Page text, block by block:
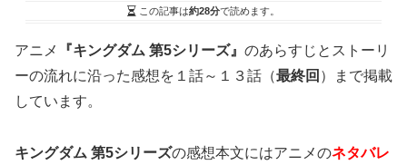
この記事は約28分で読めます。
アニメ 『キングダム 第5シリーズ』 のあらすじとストーリ
ーの流れに沿った感想を１話～１３話（最終回 ）まで掲載
しています。
キングダム 第5シリーズの感想本文にはアニメのネタバレ